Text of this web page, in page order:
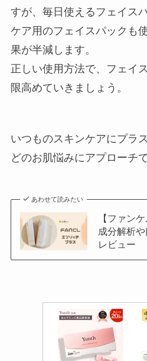
すが、毎日使えるフェイス
ケア用のフェイスパックも
果が半減します。
正しい使用方法で、フェイ
限高めていきましょう。
いつものスキンケアにプラ
どのお肌悩みにアプローチ
あわせて読みたい
【ファン
成分解析
レビュー